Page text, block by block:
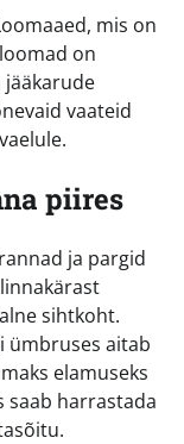
mis on
on
jääkarude
vaateid
piires
ja pargid
sihtkoht.
ümbruses aitab
elamuseks
saab harrastada